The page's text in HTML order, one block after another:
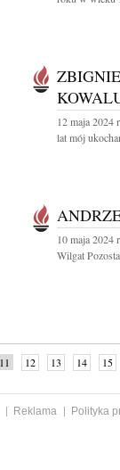
12 maja 2024
lat mój
10 maja 2024
Wilgat
11 12 13 14 15
Reklama
Polityka